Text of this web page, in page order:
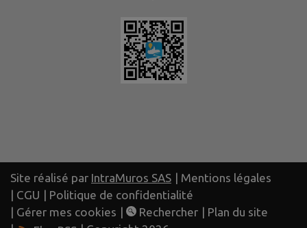
Site réalisé par IntraMuros SAS | Mentions légales
| CGU | Politique de confidentialité
| Gérer mes cookies | Rechercher | Plan du site